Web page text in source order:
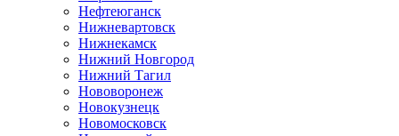
Нефтеюганск
Нижневартовск
Нижнекамск
Нижний Новгород
Нижний Тагил
Нововоронеж
Новокузнецк
Новомосковск